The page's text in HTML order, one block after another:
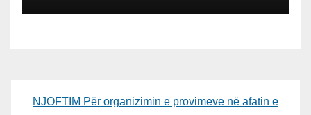
NJOFTIM Për organizimin e provimeve në afatin e